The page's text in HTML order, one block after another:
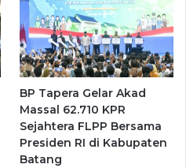
BP Tapera Gelar Akad
Massal 62.710 KPR
Sejahtera FLPP Bersama
Presiden RI di Kabupaten
Batang